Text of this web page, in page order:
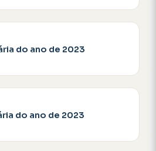
do ano de 2023
do ano de 2023